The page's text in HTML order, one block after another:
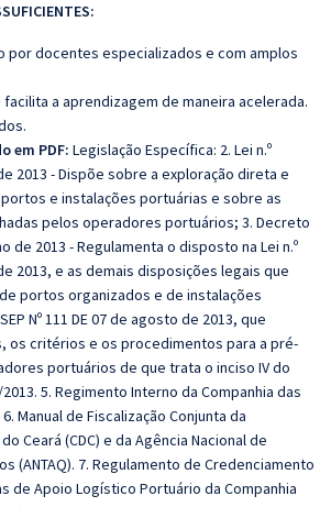
por docentes especializados e com amplos
a aprendizagem de maneira acelerada.
em PDF: Legislação Específica: 2. Lei n.º
2013 - Dispõe sobre a exploração direta e
e instalações portuárias e sobre as
pelos operadores portuários; 3. Decreto
de 2013 - Regulamenta o disposto na Lei n.º
2013, e as demais disposições legais que
portos organizados e de instalações
Nº 111 DE 07 de agosto de 2013, que
os critérios e os procedimentos para a pré-
portuários de que trata o inciso IV do
2013. 5. Regimento Interno da Companhia das
Manual de Fiscalização Conjunta da
Ceará (CDC) e da Agência Nacional de
(ANTAQ). 7. Regulamento de Credenciamento
de Apoio Logístico Portuário da Companhia